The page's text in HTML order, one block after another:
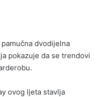
dvodijelna
pokazuje da se trendovi
ovog ljeta stavlja